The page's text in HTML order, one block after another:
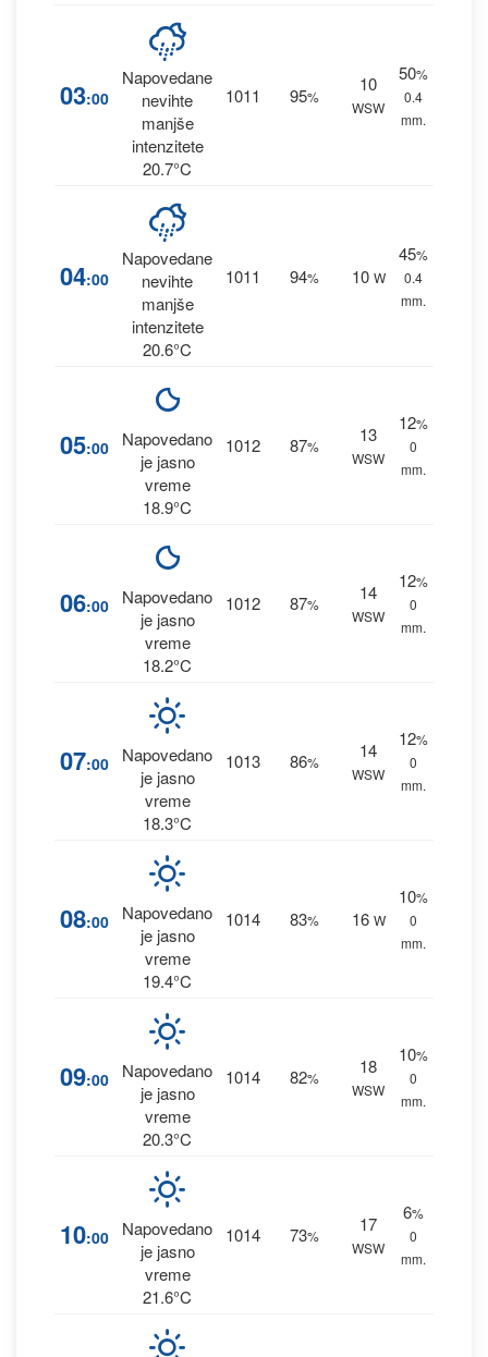
03:00
Napovedane
nevihte
manjše
intenzitete
20.7°C
1011 95%
10
WSW
50%
0.4
mm.
04:00
Napovedane
nevihte
manjše
intenzitete
20.6°C
1011 94% 10 W
45%
0.4
mm.
05:00
Napovedano
je jasno
vreme
18.9°C
1012 87%
13
WSW
12%
0
mm.
06:00
Napovedano
je jasno
vreme
18.2°C
1012 87%
14
WSW
12%
0
mm.
07:00
Napovedano
je jasno
vreme
18.3°C
1013 86%
14
WSW
12%
0
mm.
08:00
Napovedano
je jasno
vreme
19.4°C
1014 83% 16 W
10%
0
mm.
09:00
Napovedano
je jasno
vreme
20.3°C
1014 82%
18
WSW
10%
0
mm.
10:00
Napovedano
je jasno
vreme
21.6°C
1014 73%
17
WSW
6%
0
mm.